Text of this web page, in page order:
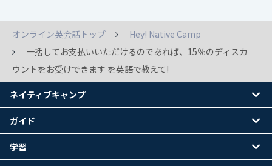
オンライン英会話トップ
Hey! Native Camp
一括してお支払いいただけるのであれば、15％のディスカ
ウントをお受けできます を英語で教えて!
ネイティブキャンプ
ガイド
学習